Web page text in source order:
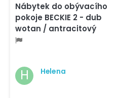
Nábytek do obývacího
pokoje BECKIE 2 - dub
wotan / antracitový
H Helena